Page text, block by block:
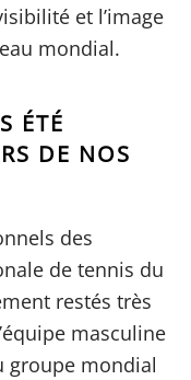
et l’image
mondial.
ÉTÉ
DE NOS
des
de tennis du
restés très
masculine
groupe mondial